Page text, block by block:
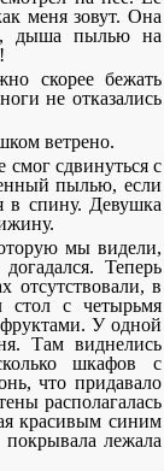
меня зовут. Она
дыша пылью на
скорее бежать
не отказались
ветрено.
сдвинуться с
пылью, если
в спину. Девушка
мы видели,
Теперь
отсутствовали, в
стол с четырьмя
фруктами. У одной
Там виднелись
шкафов с
что придавало
располагалась
красивым синим
лежала